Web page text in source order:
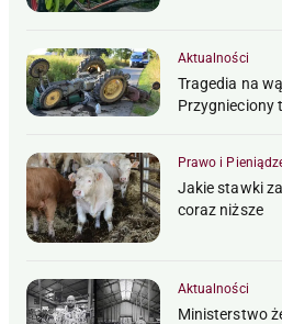
Aktualności
Tragedia na
Przygnieciony
Prawo i
Jakie stawki
coraz niższe
Aktualności
Ministerstwo